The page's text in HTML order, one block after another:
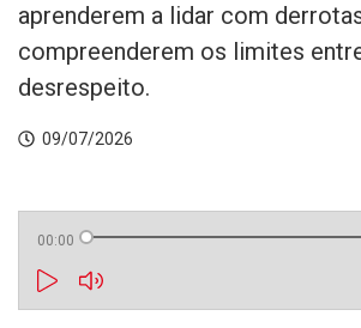
aprenderem a lidar com
compreenderem os limites
desrespeito.
09/07/2026
00:00